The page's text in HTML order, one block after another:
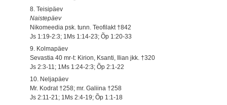
8. Teisipäev
Naistepäev
Nikomeedia psk. tunn. Teofilakt †842
Js 1:19-2:3; 1Ms 1:14-23; Õp 1:20-33
9. Kolmapäev
Sevastia 40 mr-t: Kirion, Ksanti, Ilian jkk. †320
Js 2:3-11; 1Ms 1:24-2:3; Õp 2:1-22
10. Neljapäev
Mr. Kodrat †258; mr. Galiina †258
Js 2:11-21; 1Ms 2:4-19; Õp 1:1-18